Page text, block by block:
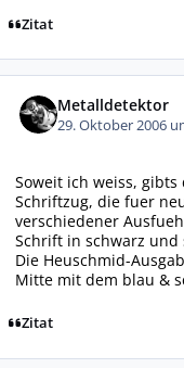
Zitat
Metalldetektor
29. Oktober 2006
Soweit ich weiss,
Schriftzug, die fuer
verschiedener
Schrift in schwarz und
Die Heuschmid-
Mitte mit dem blau &
Zitat